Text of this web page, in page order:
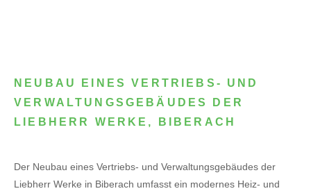
NEUBAU EINES VERTRIEBS- UND
VERWALTUNGSGEBÄUDES DER
LIEBHERR WERKE, BIBERACH
Der Neubau eines Vertriebs- und Verwaltungsgebäudes der
Liebherr Werke in Biberach umfasst ein modernes Heiz- und